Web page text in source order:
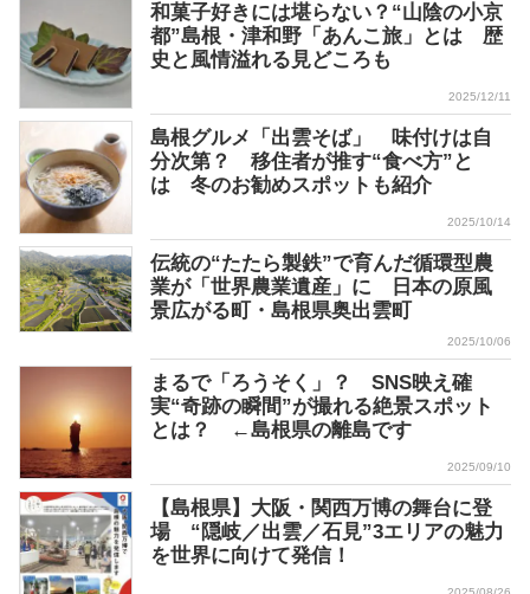
和菓子好きには堪らない？“山陰の小京
都”島根・津和野「あんこ旅」とは 歴
史と風情溢れる見どころも
2025/12/11
島根グルメ「出雲そば」 味付けは自
分次第？ 移住者が推す“食べ方”と
は 冬のお勧めスポットも紹介
2025/10/14
伝統の“たたら製鉄”で育んだ循環型農
業が「世界農業遺産」に 日本の原風
景広がる町・島根県奥出雲町
2025/10/06
まるで「ろうそく」？ SNS映え確
実“奇跡の瞬間”が撮れる絶景スポット
とは？ ←島根県の離島です
2025/09/10
【島根県】大阪・関西万博の舞台に登
場 “隠岐／出雲／石見”3エリアの魅力
を世界に向けて発信！